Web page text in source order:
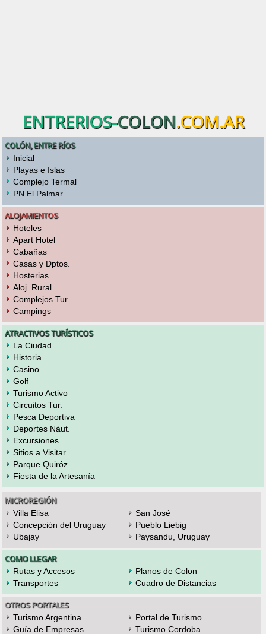
ENTRERIOS-COLON.COM.AR
COLÓN, ENTRE RÍOS
Inicial
Playas e Islas
Complejo Termal
PN El Palmar
ALOJAMIENTOS
Hoteles
Apart Hotel
Cabañas
Casas y Dptos.
Hosterias
Aloj. Rural
Complejos Tur.
Campings
ATRACTIVOS TURÍSTICOS
La Ciudad
Historia
Casino
Golf
Turismo Activo
Circuitos Tur.
Pesca Deportiva
Deportes Náut.
Excursiones
Sitios a Visitar
Parque Quiróz
Fiesta de la Artesanía
MICROREGIÓN
Villa Elisa
San José
Concepción del Uruguay
Pueblo Liebig
Ubajay
Paysandu, Uruguay
COMO LLEGAR
Rutas y Accesos
Planos de Colon
Transportes
Cuadro de Distancias
OTROS PORTALES
Turismo Argentina
Portal de Turismo
Guía de Empresas
Turismo Cordoba